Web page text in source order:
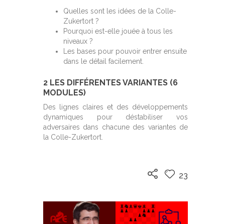
Quelles sont les idées de la Colle-
Zukertort ?
Pourquoi est-elle jouée à tous les
niveaux ?
Les bases pour pouvoir entrer ensuite
dans le détail facilement.
2 LES DIFFÉRENTES VARIANTES (6
MODULES)
Des lignes claires et des développements
dynamiques pour déstabiliser vos
adversaires dans chacune des variantes de
la Colle-Zukertort.
23